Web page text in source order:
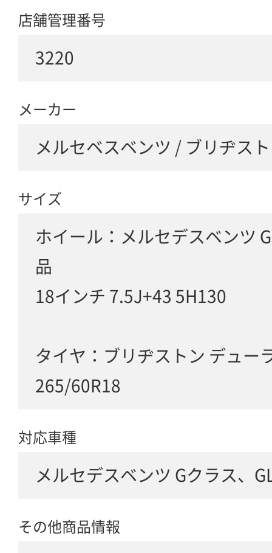
店舗管理番号
3220
メーカー
メルセベスベンツ / ブリヂス
サイズ
ホイール：メルセデスベンツ
品
18インチ 7.5J+43 5H130
タイヤ：ブリヂストン デュー
265/60R18
対応車種
メルセデスベンツ Gクラス、
その他商品情報